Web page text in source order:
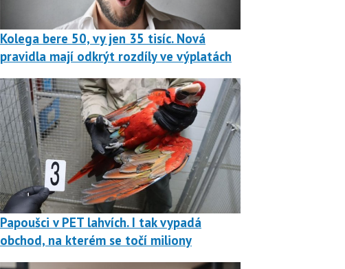
Kolega bere 50, vy jen 35 tisíc. Nová
pravidla mají odkrýt rozdíly ve výplatách
Papoušci v PET lahvích. I tak vypadá
obchod, na kterém se točí miliony